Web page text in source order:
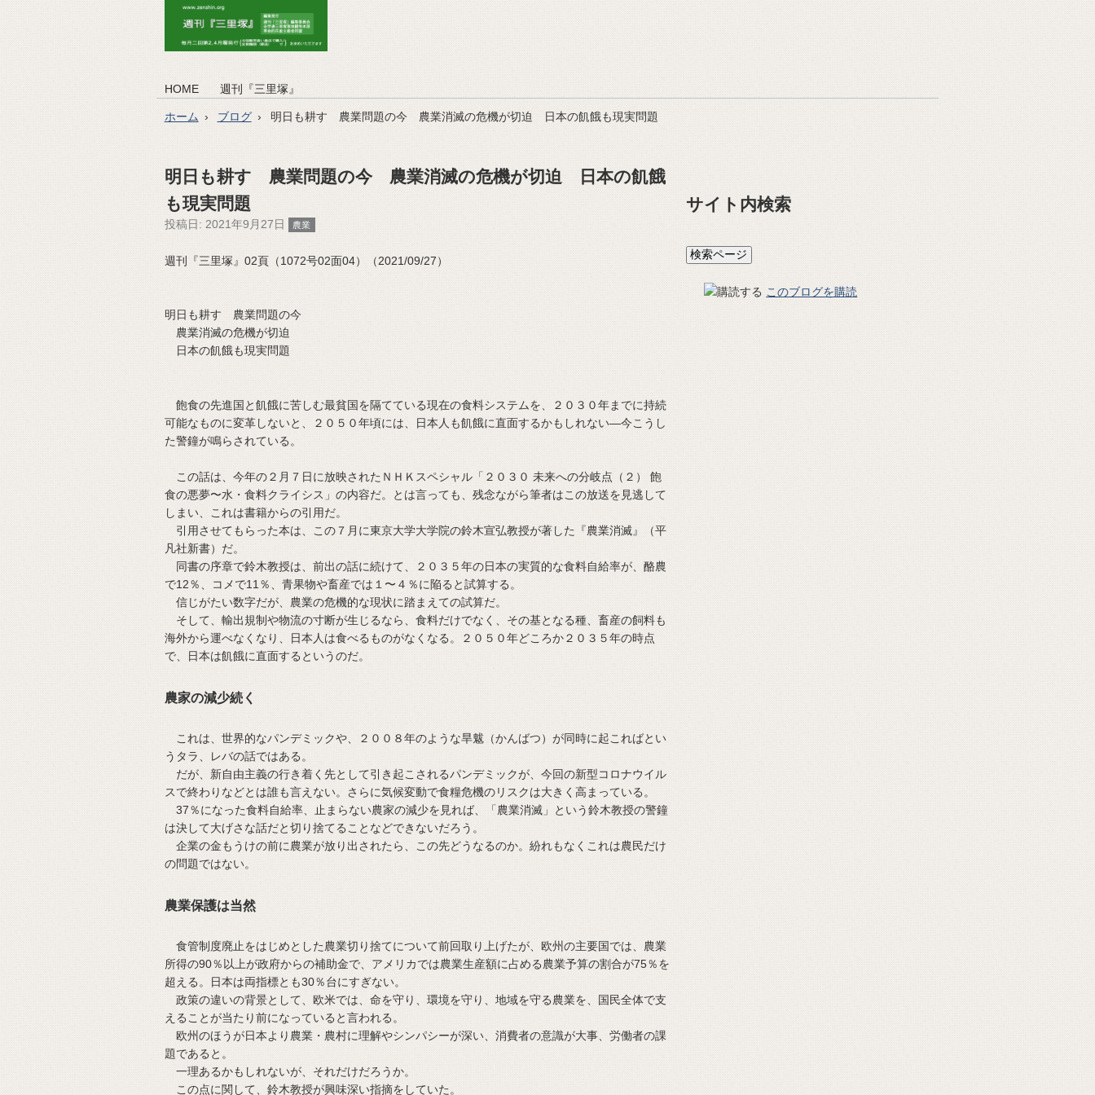
HOME 週刊『三里塚』
ホーム ブログ 明日も耕す 農業問題の今 農業消滅の危機が切迫 日本の飢餓も現実問題
明日も耕す 農業問題の今 農業消滅の危機が切迫 日本の飢餓
も現実問題
投稿日: 2021年9月27日 農業
週刊『三里塚』02頁（1072号02面04）（2021/09/27）
明日も耕す 農業問題の今
農業消滅の危機が切迫
日本の飢餓も現実問題
飽食の先進国と飢餓に苦しむ最貧国を隔てている現在の食料システムを、２０３０年までに持続
可能なものに変革しないと、２０５０年頃には、日本人も飢餓に直面するかもしれない―今こうし
た警鐘が鳴らされている。
この話は、今年の２月７日に放映されたＮＨＫスペシャル「２０３０ 未来への分岐点（２） 飽
食の悪夢〜水・食料クライシス」の内容だ。とは言っても、残念ながら筆者はこの放送を見逃して
しまい、これは書籍からの引用だ。
引用させてもらった本は、この７月に東京大学大学院の鈴木宣弘教授が著した『農業消滅』（平
凡社新書）だ。
同書の序章で鈴木教授は、前出の話に続けて、２０３５年の日本の実質的な食料自給率が、酪農
で12％、コメで11％、青果物や畜産では１〜４％に陥ると試算する。
信じがたい数字だが、農業の危機的な現状に踏まえての試算だ。
そして、輸出規制や物流の寸断が生じるなら、食料だけでなく、その基となる種、畜産の飼料も
海外から運べなくなり、日本人は食べるものがなくなる。２０５０年どころか２０３５年の時点
で、日本は飢餓に直面するというのだ。
農家の減少続く
これは、世界的なパンデミックや、２００８年のような旱魃（かんばつ）が同時に起こればとい
うタラ、レバの話ではある。
だが、新自由主義の行き着く先として引き起こされるパンデミックが、今回の新型コロナウイル
スで終わりなどとは誰も言えない。さらに気候変動で食糧危機のリスクは大きく高まっている。
37％になった食料自給率、止まらない農家の減少を見れば、「農業消滅」という鈴木教授の警鐘
は決して大げさな話だと切り捨てることなどできないだろう。
企業の金もうけの前に農業が放り出されたら、この先どうなるのか。紛れもなくこれは農民だけ
の問題ではない。
農業保護は当然
食管制度廃止をはじめとした農業切り捨てについて前回取り上げたが、欧州の主要国では、農業
所得の90％以上が政府からの補助金で、アメリカでは農業生産額に占める農業予算の割合が75％を
超える。日本は両指標とも30％台にすぎない。
政策の違いの背景として、欧米では、命を守り、環境を守り、地域を守る農業を、国民全体で支
えることが当たり前になっていると言われる。
欧州のほうが日本より農業・農村に理解やシンパシーが深い、消費者の意識が大事、労働者の課
題であると。
一理あるかもしれないが、それだけだろうか。
この点に関して、鈴木教授が興味深い指摘をしていた。
サイト内検索
このブログを購読